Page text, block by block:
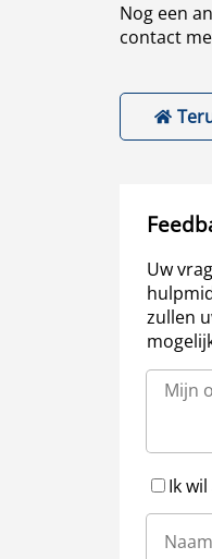
Nog een
contact
Uw
zullen
Ik